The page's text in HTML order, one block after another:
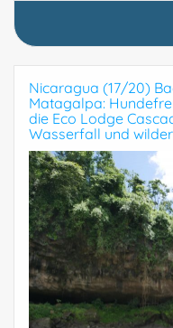
Nicaragua (17/20)
Matagalpa:
die Eco Lodge
Wasserfall und